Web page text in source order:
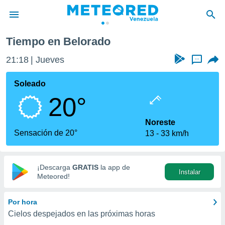
de
ha
calidad.
a este
las
y
digital
basada
Tiempo en Belorado
21:18 Jueves ...
Soleado
20°
Sensación de 20°
Noreste
13
33 km/h
¡Descarga GRATIS la app de
Meteored!
Instalar
Por hora
Cielos despejados en las próximas horas